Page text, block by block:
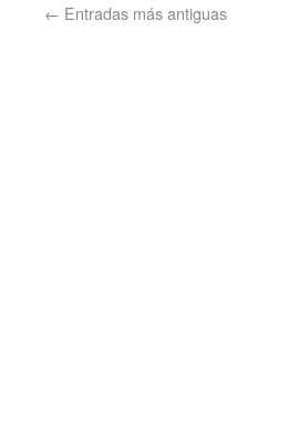
← Entradas más antiguas